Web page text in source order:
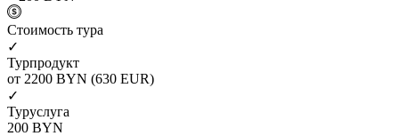
Cтоимость тура
✓
Турпродукт
от 2200 BYN (630 EUR)
✓
Туруслуга
200 BYN